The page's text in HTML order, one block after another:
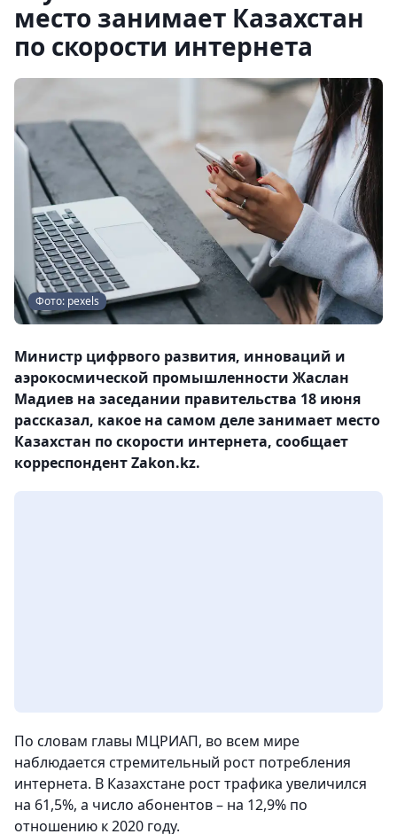
место занимает Казахстан
по скорости интернета
Фото: pexels
Министр цифрвого развития, инноваций и
аэрокосмической промышленности Жаслан
Мадиев на заседании правительства 18 июня
рассказал, какое на самом деле занимает место
Казахстан по скорости интернета, сообщает
корреспондент Zakon.kz.
По словам главы МЦРИАП, во всем мире
наблюдается стремительный рост потребления
интернета. В Казахстане рост трафика увеличился
на 61,5%, а число абонентов – на 12,9% по
отношению к 2020 году.